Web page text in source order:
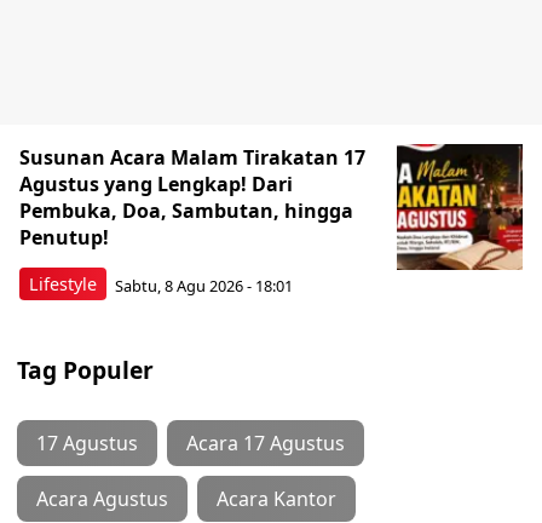
Lifestyle
Susunan Acara Malam Tirakatan 17
Agustus yang Lengkap! Dari
Pembuka, Doa, Sambutan, hingga
Penutup!
Sabtu, 8 Agu 2026 - 18:01
Tag Populer
17 Agustus Acara 17 Agustus
Acara Agustus Acara Kantor